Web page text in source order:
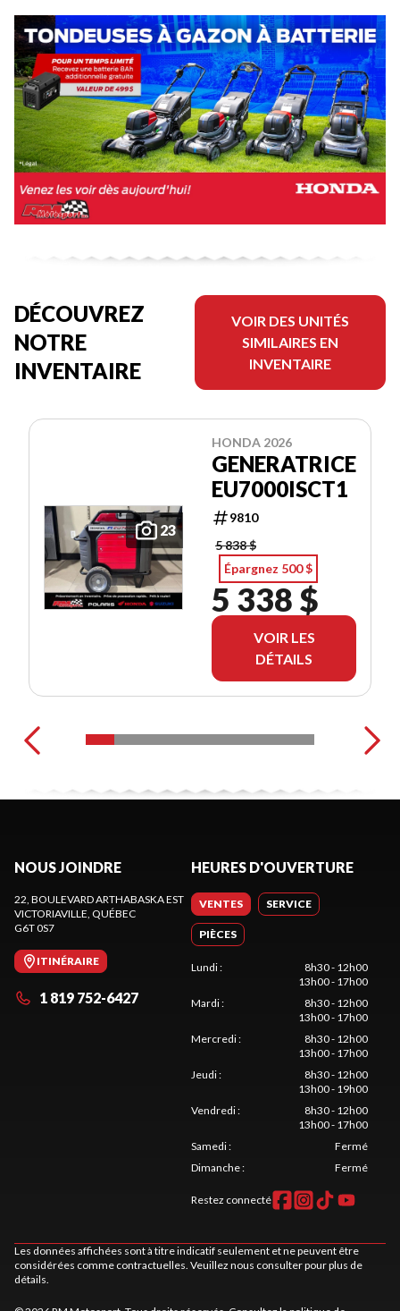
DÉCOUVREZ
NOTRE
INVENTAIRE
VOIR DES UNITÉS
SIMILAIRES EN
INVENTAIRE
23
HONDA 2026
GENERATRICE
EU7000ISCT1
9810
5 838 $
Épargnez 500 $
5 338 $
VOIR LES
DÉTAILS
NOUS JOINDRE
22, BOULEVARD ARTHABASKA EST
VICTORIAVILLE, QUÉBEC
G6T 0S7
ITINÉRAIRE
1 819 752-6427
HEURES D'OUVERTURE
VENTES SERVICE
PIÈCES
Lundi:
8h30 - 12h00
13h00 - 17h00
Mardi:
8h30 - 12h00
13h00 - 17h00
Mercredi:
8h30 - 12h00
13h00 - 17h00
Jeudi:
8h30 - 12h00
13h00 - 19h00
Vendredi:
8h30 - 12h00
13h00 - 17h00
Samedi:
Fermé
Dimanche: Fermé
Restez connecté
Les données affichées sont à titre indicatif seulement et ne peuvent être
considérées comme contractuelles. Veuillez nous consulter pour plus de
détails.